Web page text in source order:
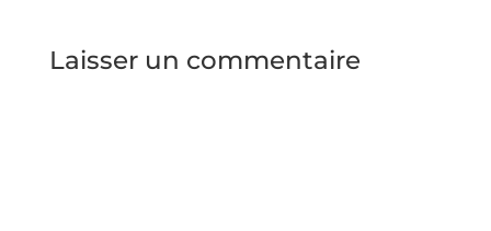
Laisser un commentaire